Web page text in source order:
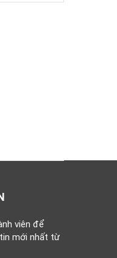
viên để
mới nhất từ